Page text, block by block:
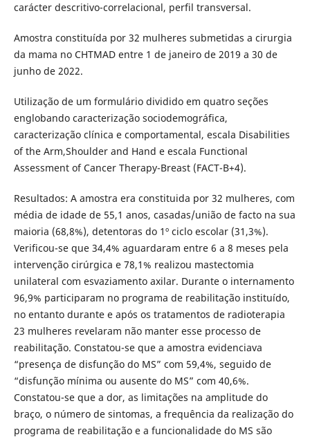
carácter descritivo-correlacional, perfil transversal.
Amostra constituída por 32 mulheres submetidas a cirurgia
da mama no CHTMAD entre 1 de janeiro de 2019 a 30 de
junho de 2022.
Utilização de um formulário dividido em quatro seções
englobando caracterização sociodemográfica,
caracterização clínica e comportamental, escala Disabilities
of the Arm,Shoulder and Hand e escala Functional
Assessment of Cancer Therapy-Breast (FACT-B+4).
Resultados: A amostra era constituida por 32 mulheres, com
média de idade de 55,1 anos, casadas/união de facto na sua
maioria (68,8%), detentoras do 1º ciclo escolar (31,3%).
Verificou-se que 34,4% aguardaram entre 6 a 8 meses pela
intervenção cirúrgica e 78,1% realizou mastectomia
unilateral com esvaziamento axilar. Durante o internamento
96,9% participaram no programa de reabilitação instituído,
no entanto durante e após os tratamentos de radioterapia
23 mulheres revelaram não manter esse processo de
reabilitação. Constatou-se que a amostra evidenciava
“presença de disfunção do MS” com 59,4%, seguido de
“disfunção mínima ou ausente do MS” com 40,6%.
Constatou-se que a dor, as limitações na amplitude do
braço, o número de sintomas, a frequência da realização do
programa de reabilitação e a funcionalidade do MS são